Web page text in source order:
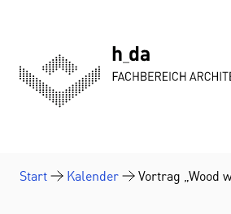
Start Kalender Vortrag „Wood